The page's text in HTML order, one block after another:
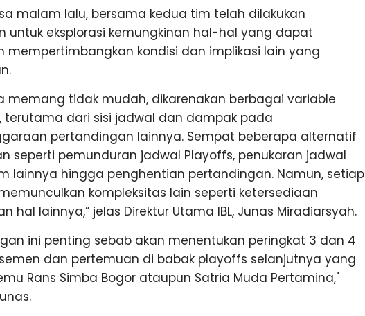
malam lalu, bersama kedua tim telah dilakukan
untuk eksplorasi kemungkinan hal-hal yang dapat
mempertimbangkan kondisi dan implikasi lain yang
memang tidak mudah, dikarenakan berbagai variable
terutama dari sisi jadwal dan dampak pada
pertandingan lainnya. Sempat beberapa alternatif
seperti pemunduran jadwal Playoffs, penukaran jadwal
lainnya hingga penghentian pertandingan. Namun, setiap
kompleksitas lain seperti ketersediaan
hal lainnya,” jelas Direktur Utama IBL, Junas Miradiarsyah.
ini penting sebab akan menentukan peringkat 3 dan 4
dan pertemuan di babak playoffs selanjutnya yang
Rans Simba Bogor ataupun Satria Muda Pertamina,"